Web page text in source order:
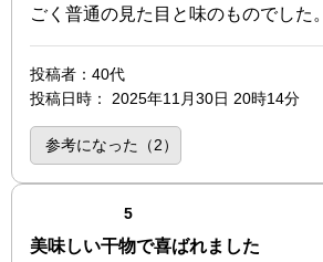
ごく普通の見た目と味のものでした。
投稿者 ：40代
投稿日時 ： 2025年11月30日 20時14分
参考になった（2）
5点（5点満点中）
美味しい干物で喜ばれました